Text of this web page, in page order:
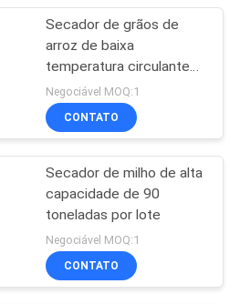
de
CCD
de
ótica
12
Secador de grãos de
arroz de baixa
temperatura circulante
de 120 toneladas
Negociável MOQ:1
CONTATO
Secador de milho de alta
capacidade de 90
toneladas por lote
Negociável MOQ:1
CONTATO